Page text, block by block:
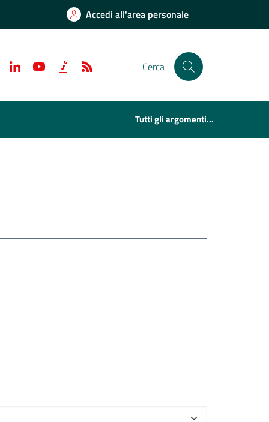
Accedi all'area personale
Cerca
Tutti gli argomenti...